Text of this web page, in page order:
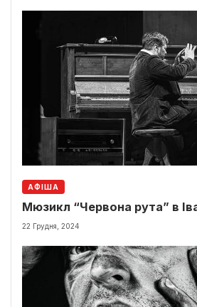
АФІША
Мюзикл “Червона рута” в
22 Грудня, 2024